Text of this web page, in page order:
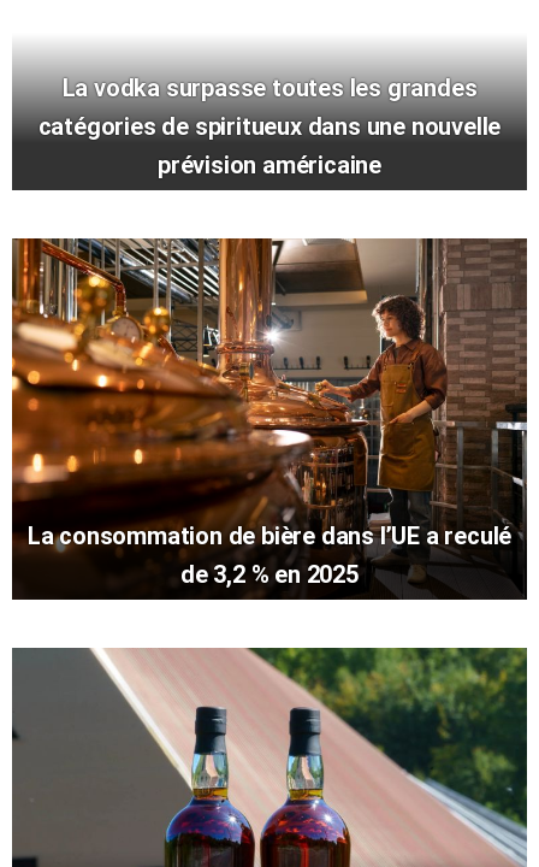
La vodka surpasse toutes les grandes
catégories de spiritueux dans une nouvelle
prévision américaine
La consommation de bière dans l’UE a reculé
de 3,2 % en 2025